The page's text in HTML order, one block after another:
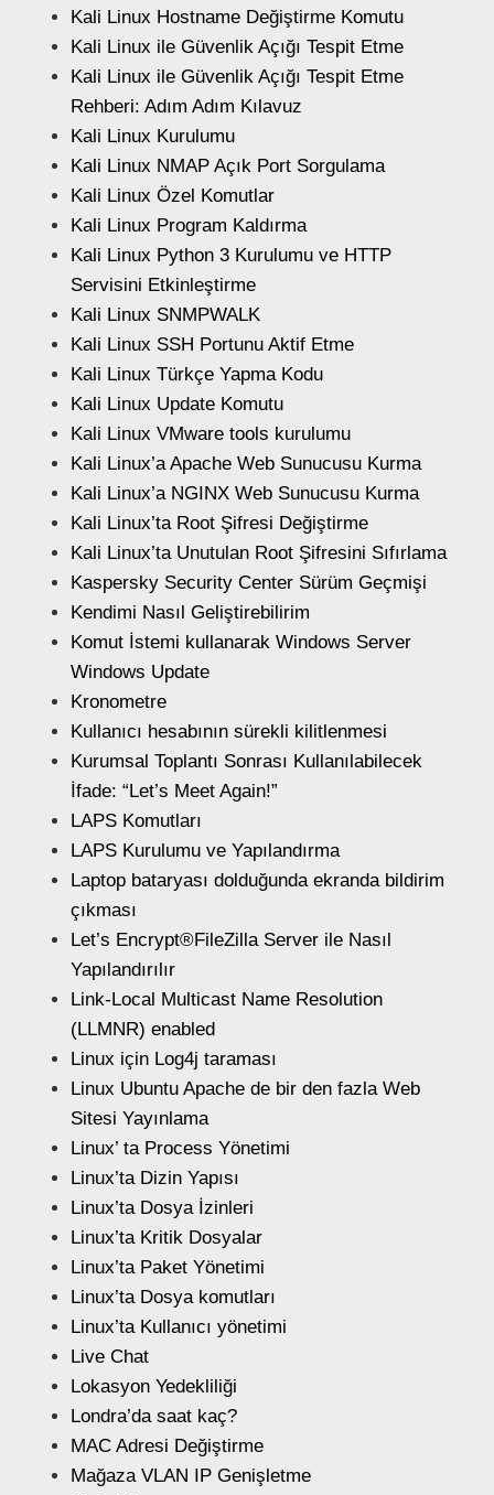
Kali Linux Hostname Değiştirme Komutu
Kali Linux ile Güvenlik Açığı Tespit Etme
Kali Linux ile Güvenlik Açığı Tespit Etme
Rehberi: Adım Adım Kılavuz
Kali Linux Kurulumu
Kali Linux NMAP Açık Port Sorgulama
Kali Linux Özel Komutlar
Kali Linux Program Kaldırma
Kali Linux Python 3 Kurulumu ve HTTP
Servisini Etkinleştirme
Kali Linux SNMPWALK
Kali Linux SSH Portunu Aktif Etme
Kali Linux Türkçe Yapma Kodu
Kali Linux Update Komutu
Kali Linux VMware tools kurulumu
Kali Linux’a Apache Web Sunucusu Kurma
Kali Linux’a NGINX Web Sunucusu Kurma
Kali Linux’ta Root Şifresi Değiştirme
Kali Linux’ta Unutulan Root Şifresini Sıfırlama
Kaspersky Security Center Sürüm Geçmişi
Kendimi Nasıl Geliştirebilirim
Komut İstemi kullanarak Windows Server
Windows Update
Kronometre
Kullanıcı hesabının sürekli kilitlenmesi
Kurumsal Toplantı Sonrası Kullanılabilecek
İfade: “Let’s Meet Again!”
LAPS Komutları
LAPS Kurulumu ve Yapılandırma
Laptop bataryası dolduğunda ekranda bildirim
çıkması
Let’s Encrypt®FileZilla Server ile Nasıl
Yapılandırılır
Link-Local Multicast Name Resolution
(LLMNR) enabled
Linux için Log4j taraması
Linux Ubuntu Apache de bir den fazla Web
Sitesi Yayınlama
Linux’ ta Process Yönetimi
Linux’ta Dizin Yapısı
Linux’ta Dosya İzinleri
Linux’ta Kritik Dosyalar
Linux’ta Paket Yönetimi
Linux’ta Dosya komutları
Linux’ta Kullanıcı yönetimi
Live Chat
Lokasyon Yedekliliği
Londra’da saat kaç?
MAC Adresi Değiştirme
Mağaza VLAN IP Genişletme